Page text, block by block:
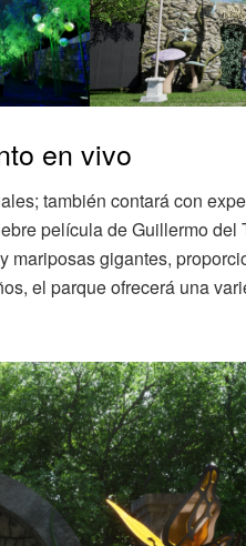
en vivo
también contará con
película de Guillermo del
mariposas gigantes,
el parque ofrecerá una